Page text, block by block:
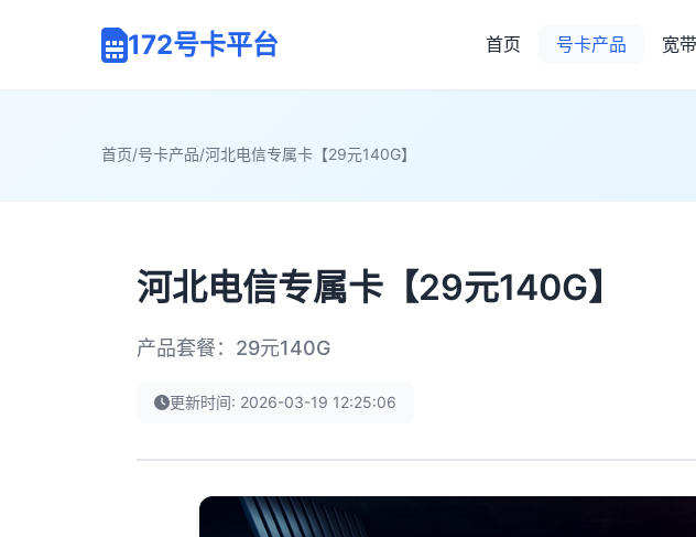
172号卡平台 首页 号卡产品 宽
首页/号卡产品/河北电信专属卡【29元140G】
河北电信专属卡【29元140G】
产品套餐：29元140G
更新时间: 2026-03-19 12:25:06